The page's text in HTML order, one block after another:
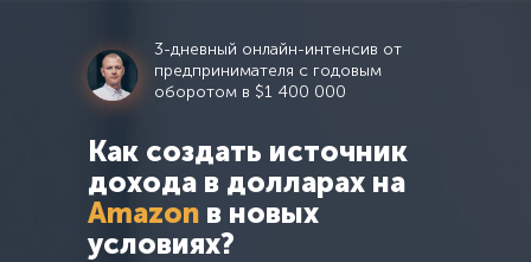
3-дневный онлайн-интенсив от
предпринимателя с годовым
оборотом в $1 400 000
Как создать источник
дохода в долларах на
Amazon в новых
условиях?